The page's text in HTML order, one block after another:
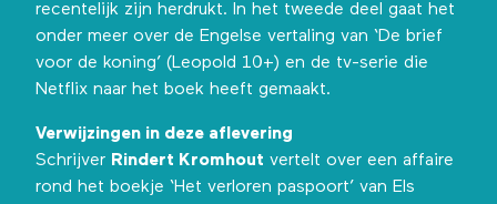
recentelijk zijn herdrukt. In het tweede deel gaat het
onder meer over de Engelse vertaling van ‘De brief
voor de koning’ (Leopold 10+) en de tv-serie die
Netflix naar het boek heeft gemaakt.
Verwijzingen in deze aflevering
Schrijver Rindert Kromhout vertelt over een affaire
rond het boekje ‘Het verloren paspoort’ van Els